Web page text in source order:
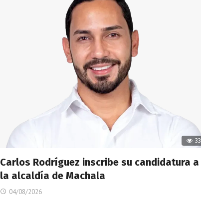
33
Carlos Rodríguez inscribe su candidatura a
la alcaldía de Machala
04/08/2026